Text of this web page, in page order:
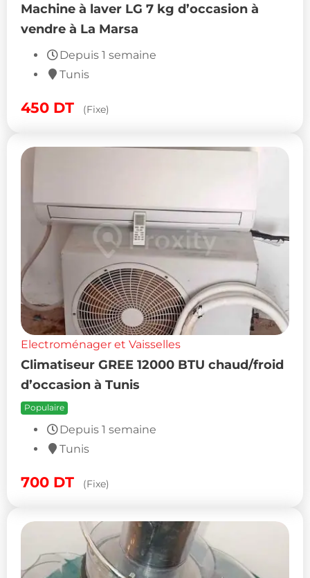
Machine à laver LG 7 kg d’occasion à
vendre à La Marsa
Depuis 1 semaine
Tunis
450 DT (Fixe)
Electroménager et Vaisselles
Climatiseur GREE 12000 BTU chaud/froid
d’occasion à Tunis
Populaire
Depuis 1 semaine
Tunis
700 DT (Fixe)